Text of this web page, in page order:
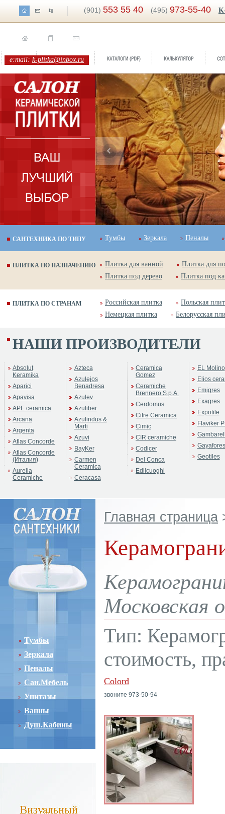
(901) 553 55 40 (495) 973-55-40
e:mail: k-plitka@inbox.ru
Бренд:Nefertiti
Коллекция:Sapo
Sapo
Коллекция:Sapo
САНТЕХНИКА ПО ТИПУ Тумбы Зеркала Пеналы
ПЛИТКА ПО НАЗНАЧЕНИЮ Плитка для ванной
Плитка для
Плитка под дерево
Плитка под
ПЛИТКА ПО СТРАНАМ Российская плитка
Польская
Немецкая плитка
Белорусская
НАШИ ПРОИЗВОДИТЕЛИ
Absolut
Keramika
Aparici
Apavisa
APE ceramica
Arcana
Argenta
Atlas Concorde
Atlas Concorde
(Италия)
Aurelia
Ceramiche
Azteca
Azulejos
Benadresa
Azulev
Azuliber
Azulindus &
Marti
Azuvi
BayKer
Carmen
Ceramica
Ceracasa
Ceramica
Gomez
Ceramiche
Brennero S.p.A.
Cerdomus
Cifre Ceramica
Cimic
CIR ceramiche
Codicer
Del Conca
Edilcuoghi
EL Molino
Elios
Emigres
Exagres
Expotile
Flaviker
Gayafores
Geotiles
Тумбы
Зеркала
Пеналы
Сан.Мебель
Унитазы
Ванны
Душ.Кабины
Главная страница
Московская
Тип:
стоимость,
Colord
звоните 973-50-94